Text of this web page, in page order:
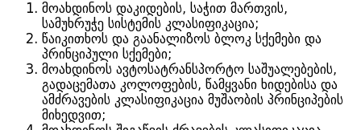
მოახდინოს დაკიდების, საჭით მართვის,
სამუხრუჭე სისტემის კლასიფიკაცია;
წაიკითხოს და გაანალიზოს ბლოკ სქემები და
პრინციპული სქემები;
მოახდინოს ავტოსატრანსპორტო საშუალებების,
გადაცემათა კოლოფების, წამყვანი ხიდებისა და
ამძრავების კლასიფიკაცია მუშაობის პრინციპების
მიხედვით;